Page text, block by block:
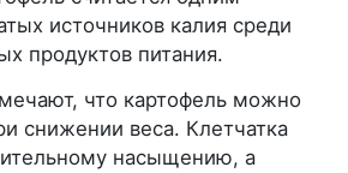
источников калия среди
продуктов питания.
что картофель можно
снижении веса. Клетчатка
насыщению, а